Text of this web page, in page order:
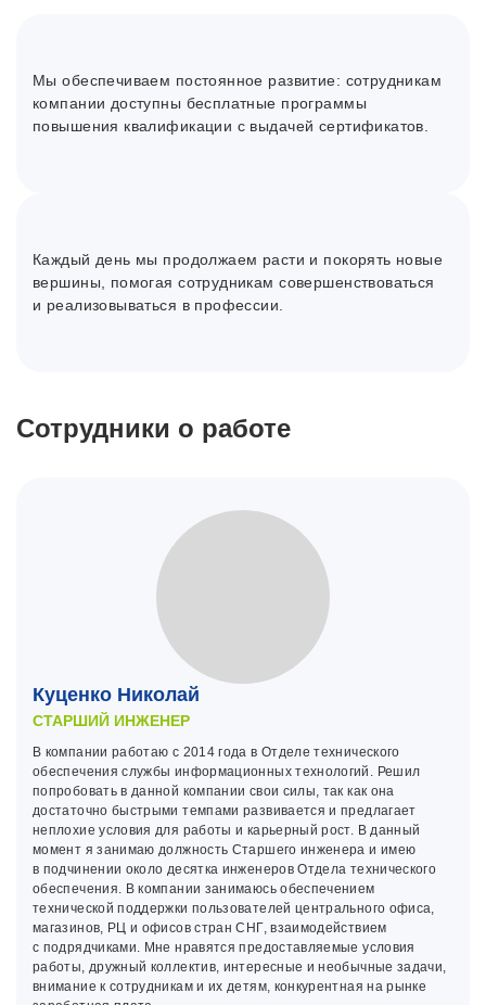
Мы обеспечиваем постоянное развитие: сотрудникам
компании доступны бесплатные программы
повышения квалификации с выдачей сертификатов.
Каждый день мы продолжаем расти и покорять новые
вершины, помогая сотрудникам совершенствоваться
и реализовываться в профессии.
Сотрудники о работе
Куценко Николай
СТАРШИЙ ИНЖЕНЕР
В компании работаю с 2014 года в Отделе технического
обеспечения службы информационных технологий. Решил
попробовать в данной компании свои силы, так как она
достаточно быстрыми темпами развивается и предлагает
неплохие условия для работы и карьерный рост. В данный
момент я занимаю должность Старшего инженера и имею
в подчинении около десятка инженеров Отдела технического
обеспечения. В компании занимаюсь обеспечением
технической поддержки пользователей центрального офиса,
магазинов, РЦ и офисов стран СНГ, взаимодействием
с подрядчиками. Мне нравятся предоставляемые условия
работы, дружный коллектив, интересные и необычные задачи,
внимание к сотрудникам и их детям, конкурентная на рынке